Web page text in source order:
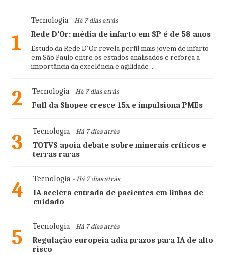
1
Tecnologia- Há 7 dias atrás
Rede D’Or: média de infarto em SP é de 58 anos
Estudo da Rede D’Or revela perfil mais jovem de infarto
em São Paulo entre os estados analisados e reforça a
importância da excelência e agilidade ...
2 Tecnologia- Há 7 dias atrás
Full da Shopee cresce 15x e impulsiona PMEs
3 Tecnologia- Há 7 dias atrás
TOTVS apoia debate sobre minerais críticos e
terras raras
4 Tecnologia- Há 7 dias atrás
IA acelera entrada de pacientes em linhas de
cuidado
5 Tecnologia- Há 7 dias atrás
Regulação europeia adia prazos para IA de alto
risco